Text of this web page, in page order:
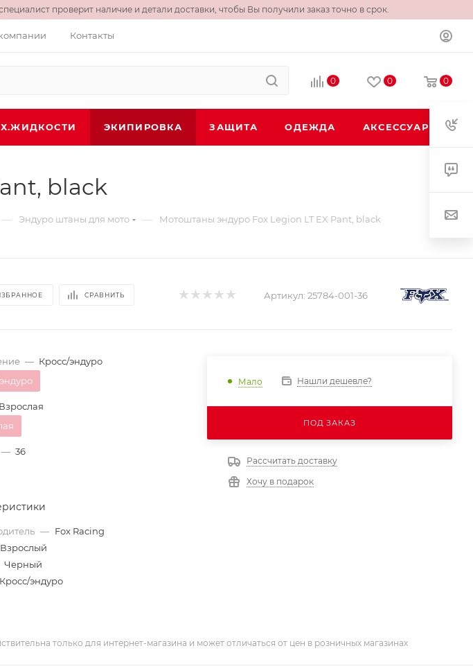
проверит наличие и детали доставки, чтобы Вы получили заказ точно в срок.
Контакты
0 0 0
ЭКИПИРОВКА ЗАЩИТА ОДЕЖДА АКСЕССУАРЫ
black
— Эндуро штаны для мото — Мотоштаны эндуро Fox Legion LT EX Pant, black
СРАВНИТЬ Артикул: 25784-001-36
— Кросс/эндуро
Взрослая
— 36
— Fox Racing
Взрослый
Черный
Кросс/эндуро
Мало Нашли дешевле?
ПОД ЗАКАЗ
Рассчитать доставку
Хочу в подарок
только для интернет-магазина и может отличаться от цен в розничных магазинах